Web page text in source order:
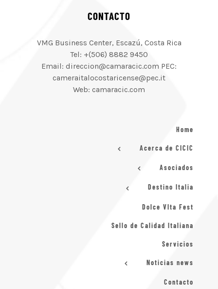
CONTACTO
VMG Business Center, Escazú, Costa Rica
Tel: +(506) 8882 9450
Email: direccion@camaracic.com PEC:
cameraitalocostaricense@pec.it
Web: camaracic.com
Home
Acerca de CICIC
Asociados
Destino Italia
Dolce VIta Fest
Sello de Calidad Italiana
Servicios
Noticias news
Contacto